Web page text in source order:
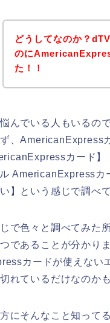
どうしてなのか？
のに
た！！
んでいる人もいるの
、AmericanExpress
カード
AmericanExpress
】という感じで調べて
で色々と調べてみた
であることが分かり
カードが使えない
れているだけなのか
にそんなこと知って